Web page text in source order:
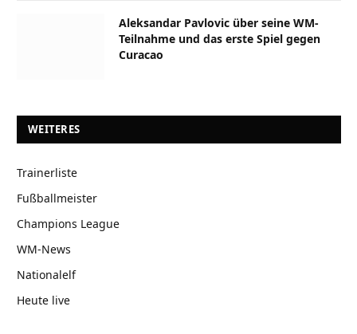
Aleksandar Pavlovic über seine WM-
Teilnahme und das erste Spiel gegen
Curacao
WEITERES
Trainerliste
Fußballmeister
Champions League
WM-News
Nationalelf
Heute live